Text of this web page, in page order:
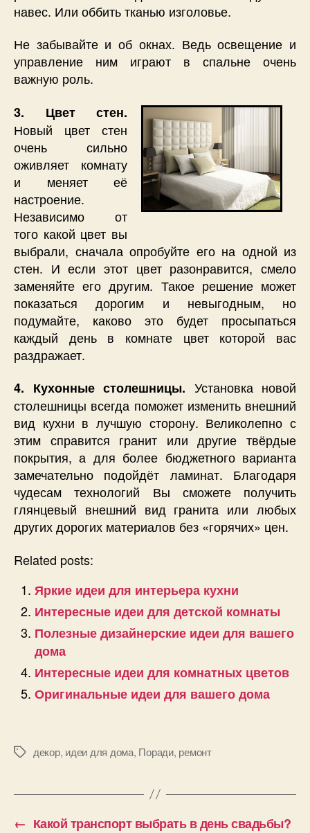
навес. Или оббить тканью изголовье.
Не забывайте и об окнах. Ведь освещение и
управление ним играют в спальне очень
важную роль.
3. Цвет стен.
Новый цвет стен
очень сильно
оживляет комнату
и меняет её
настроение.
Независимо от
того какой цвет вы
выбрали, сначала опробуйте его на одной из
стен. И если этот цвет разонравится, смело
заменяйте его другим. Такое решение может
показаться дорогим и невыгодным, но
подумайте, каково это будет просыпаться
каждый день в комнате цвет которой вас
раздражает.
4. Кухонные столешницы. Установка новой
столешницы всегда поможет изменить внешний
вид кухни в лучшую сторону. Великолепно с
этим справится гранит или другие твёрдые
покрытия, а для более бюджетного варианта
замечательно подойдёт ламинат. Благодаря
чудесам технологий Вы сможете получить
глянцевый внешний вид гранита или любых
других дорогих материалов без «горячих» цен.
Related posts:
Яркие идеи для интерьера кухни
Интересные идеи для детской комнаты
Полезные дизайнерские идеи для вашего
дома
Интересные идеи для комнатных цветов
Оригинальные идеи для вашего дома
Позначки
декор, идеи для дома, Поради, ремонт
← Какой транспорт выбрать в день свадьбы?